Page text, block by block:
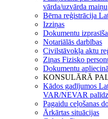
vārda/uzvārda maiņu
Bērna reģistrācija
Izziņas
Dokumentu
Notariālās darbības
Civilstāvokļa aktu
Ziņas Fizisko
Dokumentu
KONSULĀRĀ
Kādos gadījumos
VAR/NEVAR
Pagaidu ceļošanas
Ārkārtas situācijas